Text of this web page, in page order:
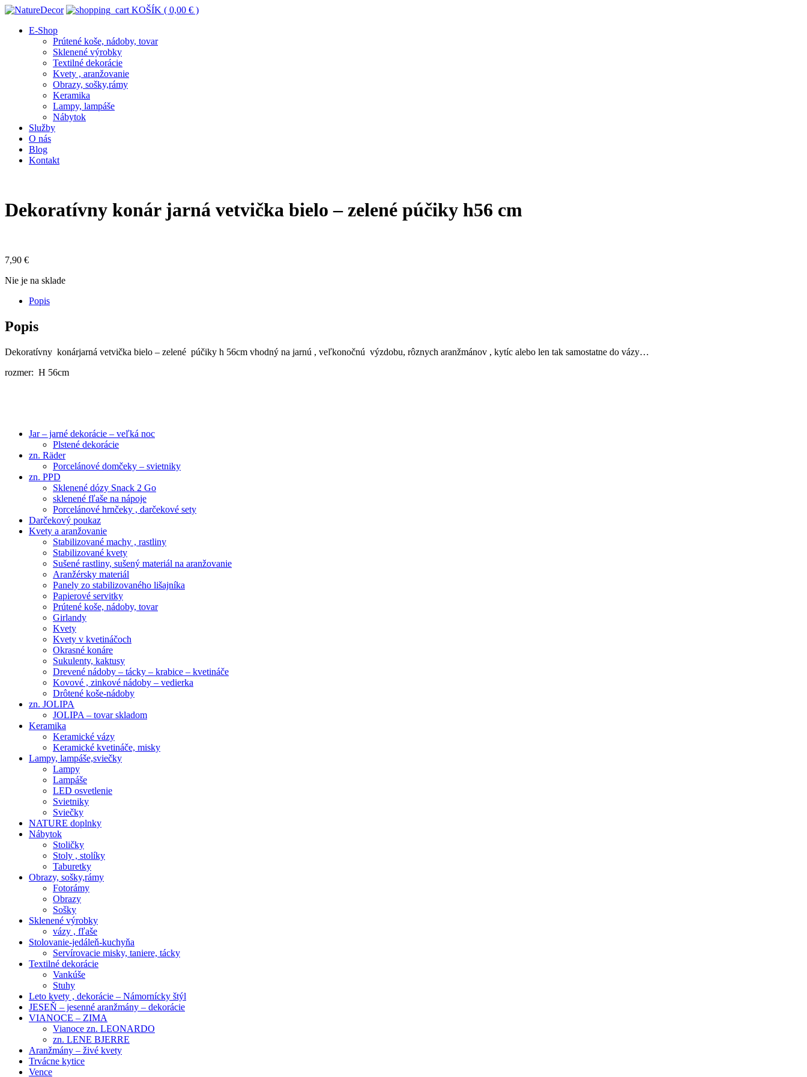
KOŠÍK ( 0,00 € )
E-Shop
Prútené koše, nádoby, tovar
Sklenené výrobky
Textilné dekorácie
Kvety , aranžovanie
Obrazy, sošky,rámy
Keramika
Lampy, lampáše
Nábytok
Služby
O nás
Blog
Kontakt
Dekoratívny konár jarná vetvička bielo – zelené púčiky h56 cm
7,90 €
Nie je na sklade
Popis
Popis
Dekoratívny konárjarná vetvička bielo – zelené púčiky h 56cm vhodný na jarnú , veľkonočnú výzdobu, rôznych aranžmánov , kytíc alebo len tak samostatne do vázy…
rozmer: H 56cm
Jar – jarné dekorácie – veľká noc
Plstené dekorácie
zn. Räder
Porcelánové domčeky – svietniky
zn. PPD
Sklenené dózy Snack 2 Go
sklenené fľaše na nápoje
Porcelánové hrnčeky , darčekové sety
Darčekový poukaz
Kvety a aranžovanie
Stabilizované machy , rastliny
Stabilizované kvety
Sušené rastliny, sušený materiál na aranžovanie
Aranžérsky materiál
Panely zo stabilizovaného lišajníka
Papierové servitky
Prútené koše, nádoby, tovar
Girlandy
Kvety
Kvety v kvetináčoch
Okrasné konáre
Sukulenty, kaktusy
Drevené nádoby – tácky – krabice – kvetináče
Kovové , zinkové nádoby – vedierka
Drôtené koše-nádoby
zn. JOLIPA
JOLIPA – tovar skladom
Keramika
Keramické vázy
Keramické kvetináče, misky
Lampy, lampáše,sviečky
Lampy
Lampáše
LED osvetlenie
Svietniky
Sviečky
NATURE doplnky
Nábytok
Stoličky
Stoly , stolíky
Taburetky
Obrazy, sošky,rámy
Fotorámy
Obrazy
Sošky
Sklenené výrobky
vázy , fľaše
Stolovanie-jedáleň-kuchyňa
Servírovacie misky, taniere, tácky
Textilné dekorácie
Vankúše
Stuhy
Leto kvety , dekorácie – Námornícky štýl
JESEŇ – jesenné aranžmány – dekorácie
VIANOCE – ZIMA
Vianoce zn. LEONARDO
zn. LENE BJERRE
Aranžmány – živé kvety
Trvácne kytice
Vence